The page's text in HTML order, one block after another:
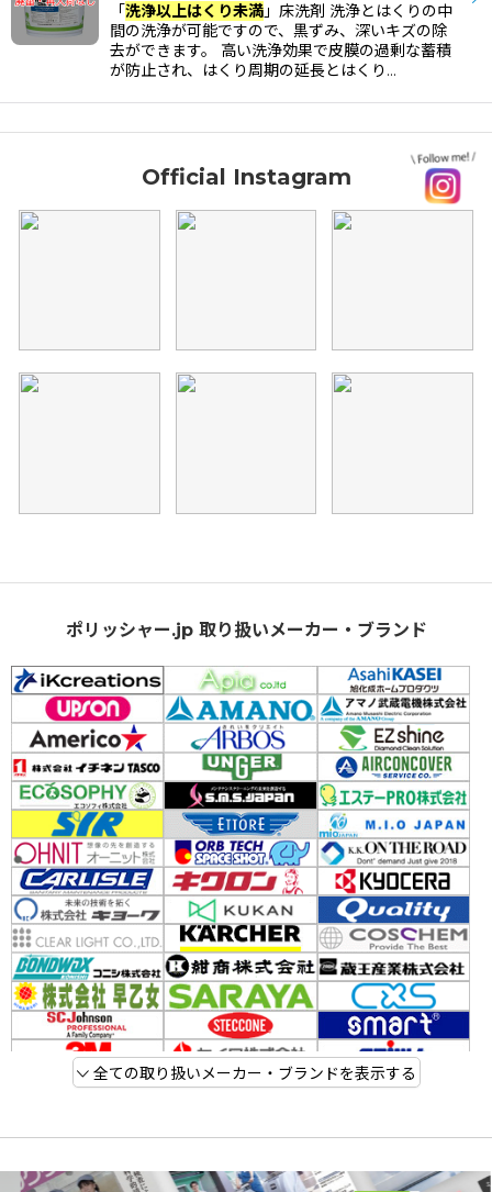
「洗浄以上はくり未満 」床洗剤 洗浄とはくりの中
間の洗浄が可能ですので、黒ずみ、深いキズの除
去ができます。 高い洗浄効果で皮膜の過剰な蓄積
が防止され、はくり周期の延長とはくり…
Official Instagram
ポリッシャー.jp 取り扱いメーカー・ブランド
全ての取り扱いメーカー・ブランドを表示する